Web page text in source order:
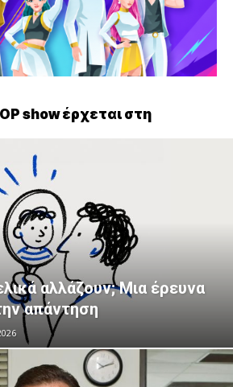
show έρχεται στη
αλλάζουν; Μια έρευνα
απάντηση